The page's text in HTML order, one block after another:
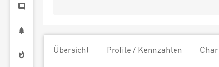
Übersicht Profile / Kennzahlen